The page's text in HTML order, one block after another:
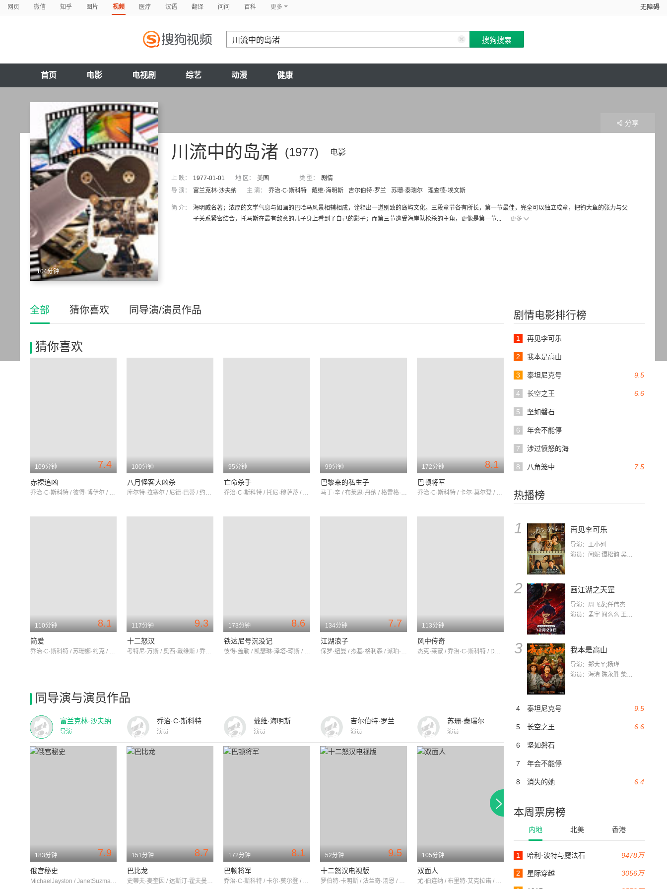
网页 微信 知乎 图片 视频 医疗 汉语 翻译 问问 百科 更多 无障碍
首页 电影 电视剧 综艺 动漫 健康
104分钟
(1977) 电影
川流中的岛渚
上 映： 1977-01-01 地 区： 美国 类 型：
剧情
导 演：
富兰克林·沙夫纳 主 演： 乔治·C·斯科特 戴维·海明斯 吉尔伯特·罗兰 苏珊·泰瑞尔 理查德·埃文斯
简 介：
海明威名著；浓厚的文学气息与如画的巴哈马风景相辅相成，诠释出一道别致的岛屿文化。三段章节各有所长，第一节最佳，完全可以独立成章，把钓大鱼的张力与父
子关系紧密结合，托马斯在最有敌意的儿子身上看到了自己的影子；而第三节遭受海岸队枪杀的主角，更像是第一节...
更多
分享
剧情电影排行榜
1 再见李可乐
2 我本是高山
9.5
3 泰坦尼克号
6.6
4 长空之王
5 坚如磐石
6 年会不能停
7 涉过愤怒的海
7.5
8 八角笼中
热播榜
1 再见李可乐
导演：王小列
演员：闫妮 谭松韵 吴京 蒋龙 赵小棠 冯雷 李虎城 平安 小七 小可乐
2 画江湖之天罡
导演：周飞龙;任伟杰
演员：孟宇 阎么么 王凯 郭政建 阎萌萌 杨默 高枫 齐斯伽 刘芊含 马程
3 我本是高山
导演：郑大圣;杨瑾
演员：海清 陈永胜 柴烨 王玥婷 万国鹏 美朵达瓦 赵瑞婷 罗解艳 郭莉娜 潘家艳
9.5
4 泰坦尼克号
6.6
5 长空之王
6 坚如磐石
7 年会不能停
6.4
8 消失的她
本周票房榜
内地 北美 香港
9478万
1 哈利·波特与魔法石
3056万
2 星际穿越
全部 猜你喜欢 同导演/演员作品
猜你喜欢
7.4
109分钟
赤裸追凶
乔治·C·斯科特 / 彼得·博伊尔 / 赛季·赫布利
100分钟
八月怪客大凶杀
库尔特·拉塞尔 / 尼德·巴蒂 / 约翰·福赛思
95分钟
亡命杀手
乔治·C·斯科特 / 托尼·穆萨蒂 / 翠施·范·德沃尔
99分钟
巴黎来的私生子
马丁·辛 / 布莱思·丹纳 / 格雷格·T·尼尔森
8.1
172分钟
巴顿将军
乔治·C·斯科特 / 卡尔·莫尔登 / 斯蒂芬·杨
8.1
110分钟
简爱
乔治·C·斯科特 / 苏珊娜·约克 / 伊安·邦纳
9.3
117分钟
十二怒汉
考特尼·万斯 / 奥西·戴维斯 / 乔治·C·斯科特
8.6
173分钟
铁达尼号沉没记
彼得·盖勒 / 凯瑟琳·泽塔-琼斯 / 乔治·C·斯科特
7.7
134分钟
江湖浪子
保罗·纽曼 / 杰基·格利森 / 派珀·劳瑞
113分钟
风中传奇
杰克·莱蒙 / 乔治·C·斯科特 / DavidWells
同导演与演员作品
富兰克林·沙夫纳
导演
乔治·C·斯科特
演员
戴维·海明斯
演员
吉尔伯特·罗兰
演员
苏珊·泰瑞尔
演员
7.9
183分钟
俄宫秘史
MichaelJayston / JanetSuzman / RodericNoble
8.7
151分钟
巴比龙
史蒂夫·麦奎因 / 达斯汀·霍夫曼 / 维克托·乔里
8.1
172分钟
巴顿将军
乔治·C·斯科特 / 卡尔·莫尔登 / 斯蒂芬·杨
9.5
52分钟
十二怒汉电视版
罗伯特·卡明斯 / 法兰奇·汤恩 / 爱德华·阿诺德
105分钟
双面人
尤·伯连纳 / 布里特·艾克拉诺 / 克里夫·雷维尔
7.0
125分钟
巴西来的男孩
104分钟
狮心王理查